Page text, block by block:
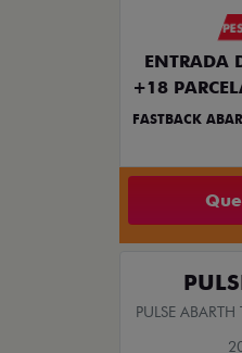
ENTRADA
+18
FASTBACK
PULSE